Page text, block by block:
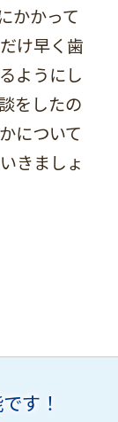
かかって
け早く歯
ようにし
をしたの
について
きましょ
す！